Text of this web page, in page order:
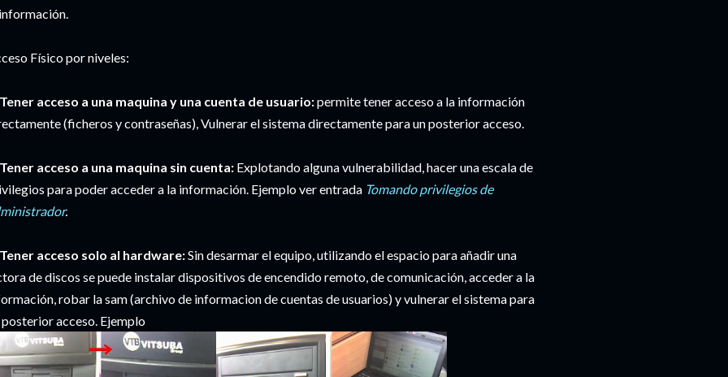
Físico por niveles:
Tener acceso a una maquina y una cuenta de usuario:permite tener acceso a la información
(ficheros y contraseñas), Vulnerar el sistema directamente para un posterior acceso.
Tener acceso a una maquina sin cuenta: Explotando alguna vulnerabilidad, hacer una escala de
para poder acceder a la información. Ejemplo ver entrada Tomando privilegios de
.
Tener acceso solo al hardware:Sin desarmar el equipo, utilizando el espacio para añadir una
de discos se puede instalar dispositivos de encendido remoto, de comunicación, acceder a la
robar la sam (archivo de informacion de cuentas de usuarios) y vulnerar el sistema para
posterior acceso. Ejemplo